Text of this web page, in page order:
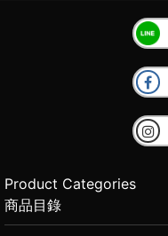
Product Categories
商品目錄